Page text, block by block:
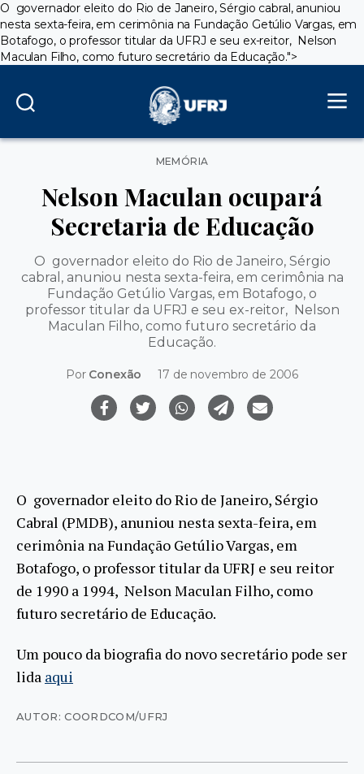
O governador eleito do Rio de Janeiro, Sérgio cabral, anuniou
nesta sexta-feira, em cerimônia na Fundação Getúlio Vargas, em
Botafogo, o professor titular da UFRJ e seu ex-reitor, Nelson
Maculan Filho, como futuro secretário da Educação.">
Categorias
MEMÓRIA
Nelson Maculan ocupará
Secretaria de Educação
O governador eleito do Rio de Janeiro, Sérgio
cabral, anuniou nesta sexta-feira, em cerimônia na
Fundação Getúlio Vargas, em Botafogo, o
professor titular da UFRJ e seu ex-reitor, Nelson
Maculan Filho, como futuro secretário da
Educação.
Por Conexão 17 de novembro de 2006
O governador eleito do Rio de Janeiro, Sérgio
Cabral (PMDB), anuniou nesta sexta-feira, em
cerimônia na Fundação Getúlio Vargas, em
Botafogo, o professor titular da UFRJ e seu reitor
de 1990 a 1994, Nelson Maculan Filho, como
futuro secretário de Educação.
Um pouco da biografia do novo secretário pode ser
lida aqui
AUTOR: COORDCOM/UFRJ